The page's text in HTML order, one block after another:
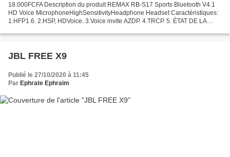
18.000FCFA Description du produit REMAX RB-S17 Sports Bluetooth V4.1
HD Voice MicrophoneHighSensitivityHeadphone Headset Caractéristiques:
1.HFP1.6. 2.HSP, HDVoice. 3.Voice invite AZDP. 4.TRCP. 5. ÉTAT DE LA
JBL FREE X9
Publié le 27/10/2020 à 11:45
Par Ephrate Ephraim